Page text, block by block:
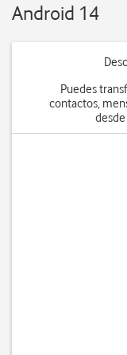
Android 14
Puedes
contactos,